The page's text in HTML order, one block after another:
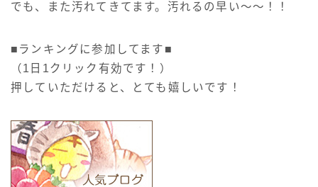
でも、また汚れてきてます。汚れるの早い～～！！
■ランキングに参加してます■
（1日1クリック有効です！）
押していただけると、とても嬉しいです！